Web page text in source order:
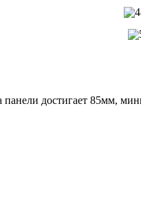
панели достигает 85мм,